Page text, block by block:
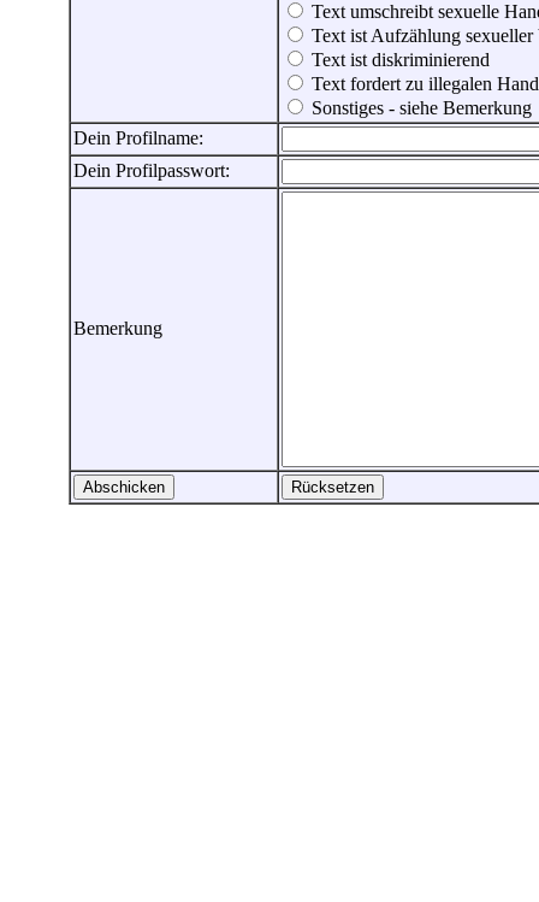
Text umschreibt sexuelle
Text ist Aufzählung sexueller
Text ist diskriminierend
Text fordert zu illegalen
Sonstiges - siehe Bemerkung
Dein Profilname:
Dein Profilpasswort:
Bemerkung